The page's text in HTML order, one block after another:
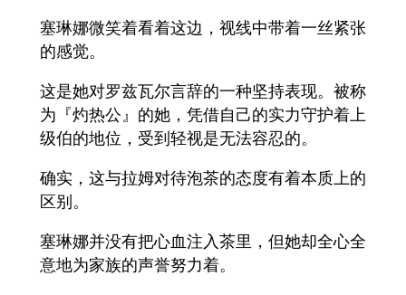
塞琳娜微笑着看着这边，视线中带着一丝紧张
的感觉。
这是她对罗兹瓦尔言辞的一种坚持表现。被称
为『灼热公』的她，凭借自己的实力守护着上
级伯的地位，受到轻视是无法容忍的。
确实，这与拉姆对待泡茶的态度有着本质上的
区别。
塞琳娜并没有把心血注入茶里，但她却全心全
意地为家族的声誉努力着。